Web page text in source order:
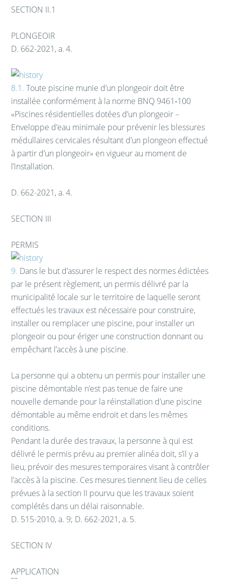
SECTION II.1
PLONGEOIR
D. 662-2021, a. 4.
8.1. Toute piscine munie d’un plongeoir doit être
installée conformément à la norme BNQ 9461‑100
«Piscines résidentielles dotées d’un plongeoir –
Enveloppe d’eau minimale pour prévenir les blessures
médullaires cervicales résultant d’un plongeon effectué
à partir d’un plongeoir» en vigueur au moment de
l’installation.
D. 662-2021, a. 4.
SECTION III
PERMIS
9. Dans le but d’assurer le respect des normes édictées
par le présent règlement, un permis délivré par la
municipalité locale sur le territoire de laquelle seront
effectués les travaux est nécessaire pour construire,
installer ou remplacer une piscine, pour installer un
plongeoir ou pour ériger une construction donnant ou
empêchant l’accès à une piscine.
La personne qui a obtenu un permis pour installer une
piscine démontable n’est pas tenue de faire une
nouvelle demande pour la réinstallation d’une piscine
démontable au même endroit et dans les mêmes
conditions.
Pendant la durée des travaux, la personne à qui est
délivré le permis prévu au premier alinéa doit, s’il y a
lieu, prévoir des mesures temporaires visant à contrôler
l’accès à la piscine. Ces mesures tiennent lieu de celles
prévues à la section II pourvu que les travaux soient
complétés dans un délai raisonnable.
D. 515-2010, a. 9; D. 662-2021, a. 5.
SECTION IV
APPLICATION